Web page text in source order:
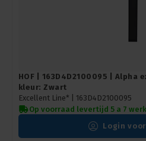
HOF | 163D4D2100095 | Alpha
kleur: Zwart
Excellent Line* | 163D4D2100095
Op voorraad levertijd 5 a 7
Login